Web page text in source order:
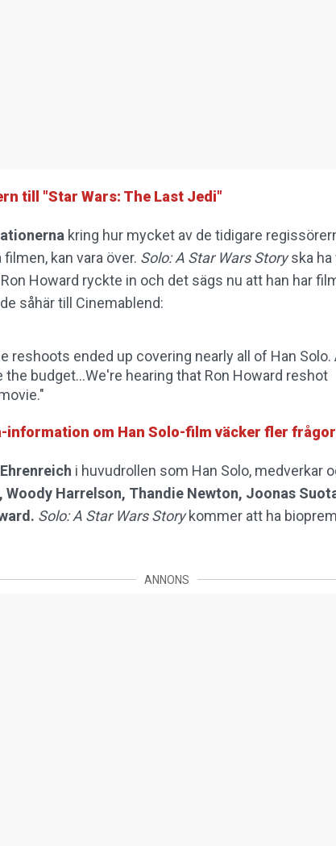
till "Star Wars: The Last Jedi"
kring hur mycket av de tidigare
kan vara över. Solo: A Star Wars Storyska ha
Howard ryckte in och det sägs nu att han har
såhär till Cinemablend:
reshoots ended up covering nearly all of Han Solo.
budget...We're hearing that Ron Howard reshot
information om Han Solo-film väcker fler frågor
i huvudrollen som Han Solo, medverkar
Woody Harrelson, Thandie Newton, Joonas
Solo: A Star Wars Storykommer att ha
ANNONS